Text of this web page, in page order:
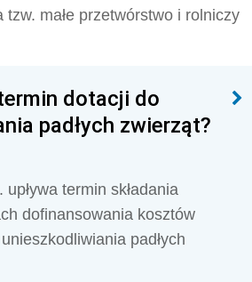
tzw. małe przetwórstwo i rolniczy
dotacji do
padłych zwierząt?
termin składania
dofinansowania kosztów
padłych